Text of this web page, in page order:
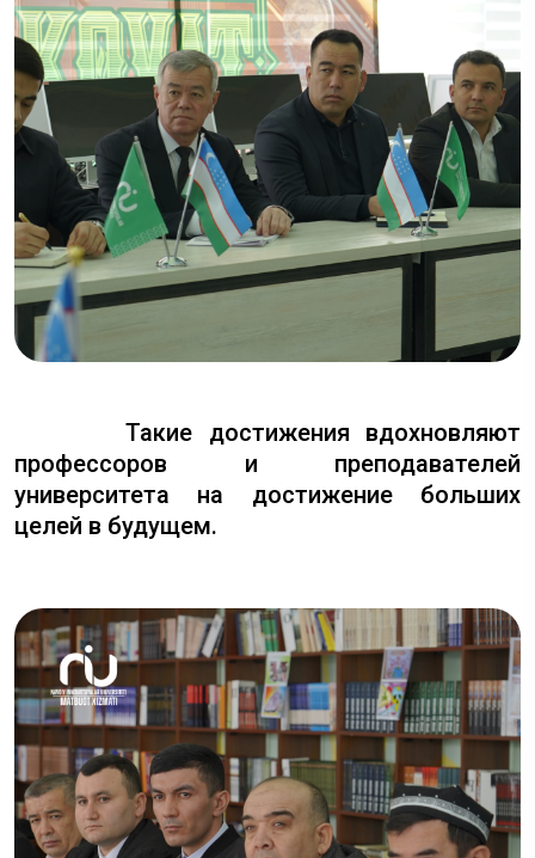
Такие достижения вдохновляют
профессоров и преподавателей
университета на достижение больших
целей в будущем.